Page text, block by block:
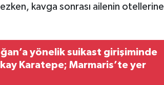
kavga sonrası ailenin otellerine
yönelik suikast girişiminde
Karatepe; Marmaris’te yer